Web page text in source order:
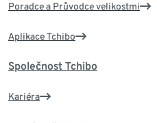
Poradce a Průvodce velikostmi
Aplikace Tchibo
Společnost Tchibo
Kariéra